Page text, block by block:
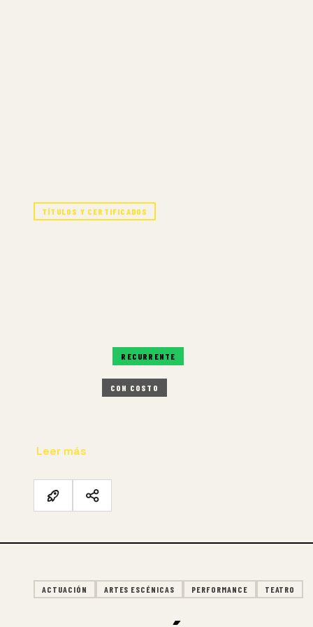
TÍTULOS Y CERTIFICADOS
RECURRENTE
CON COSTO
Leer más
ACTUACIÓN ARTES ESCÉNICAS PERFORMANCE TEATRO